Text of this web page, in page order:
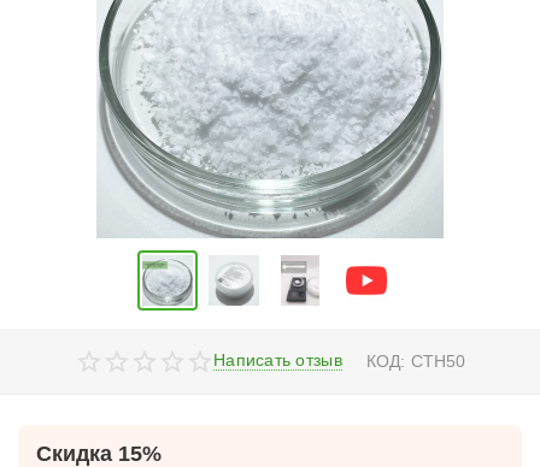
Написать отзыв КОД: CTH50
Скидка 15%